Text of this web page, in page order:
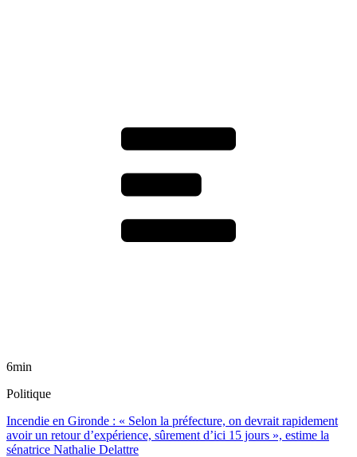
6min
Politique
Incendie en Gironde : « Selon la préfecture, on devrait rapidement
avoir un retour d’expérience, sûrement d’ici 15 jours », estime la
sénatrice Nathalie Delattre